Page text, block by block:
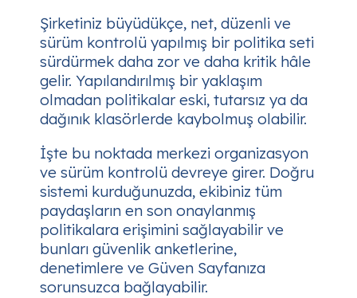
Şirketiniz büyüdükçe, net, düzenli ve
sürüm kontrolü yapılmış bir politika seti
sürdürmek daha zor ve daha kritik hâle
gelir. Yapılandırılmış bir yaklaşım
olmadan politikalar eski, tutarsız ya da
dağınık klasörlerde kaybolmuş olabilir.
İşte bu noktada merkezi organizasyon
ve sürüm kontrolü devreye girer. Doğru
sistemi kurduğunuzda, ekibiniz tüm
paydaşların en son onaylanmış
politikalara erişimini sağlayabilir ve
bunları güvenlik anketlerine,
denetimlere ve Güven Sayfanıza
sorunsuzca bağlayabilir.